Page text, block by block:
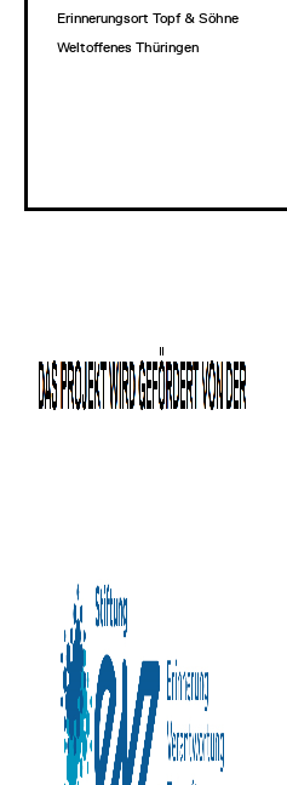
Erinnerungsort Topf & Söhne
Weltoffenes Thüringen